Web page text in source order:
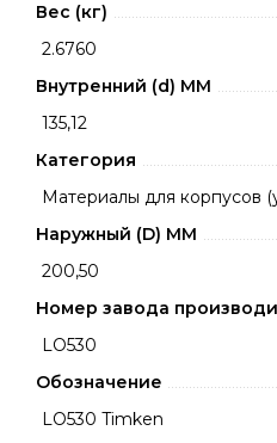
Вес (кг)
2.6760
Внутренний (d) ММ
135,12
Категория
Материалы для корпусов
Наружный (D) ММ
200,50
Номер завода
LO530
Обозначение
LO530 Timken